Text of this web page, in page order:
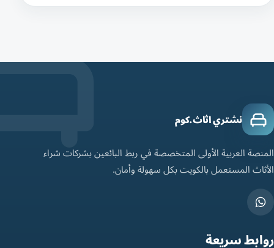
نشتري اثاث.كوم
المنصة العربية الأولى المتخصصة في ربط البائعين بشركات شراء
الأثاث المستعمل بالكويت بكل سهولة وأمان.
روابط سريعة